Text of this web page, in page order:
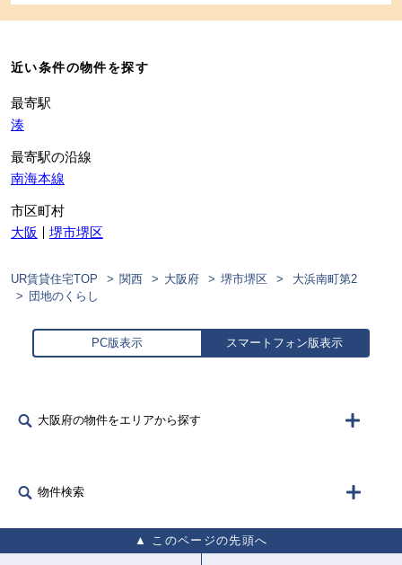
近い条件の物件を探す
最寄駅
湊
最寄駅の沿線
南海本線
市区町村
大阪
堺市堺区
UR賃貸住宅TOP 関西 大阪府 堺市堺区
大浜南町第2
団地のくらし
PC版表示 スマートフォン版表示
大阪府の物件をエリアから探す
物件検索
このページの先頭へ